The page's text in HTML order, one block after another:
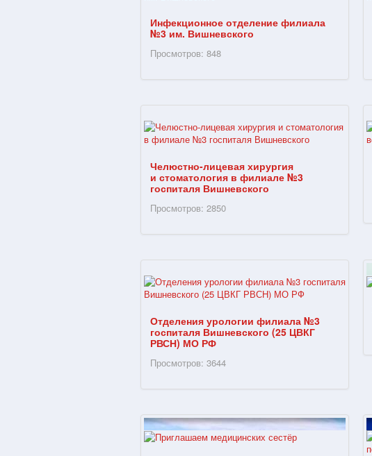
Инфекционное отделение филиала
№3 им. Вишневского
Просмотров: 848
Челюстно-лицевая хирургия
и стоматология в филиале №3
госпиталя Вишневского
Просмотров: 2850
Отделения урологии филиала №3
госпиталя Вишневского (25 ЦВКГ
РВСН) МО РФ
Просмотров: 3644